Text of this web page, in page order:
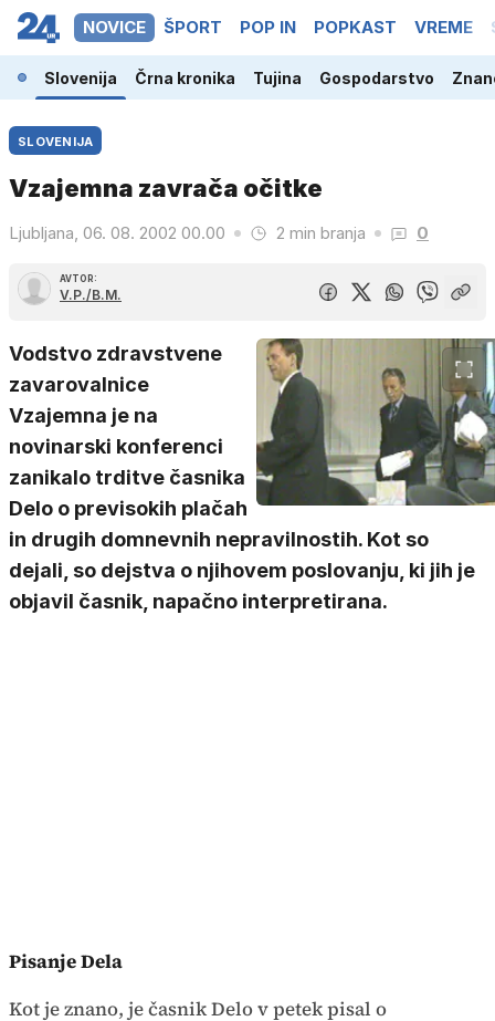
NOVICE ŠPORT POP IN POPKAST VREME
Slovenija Črna kronika Tujina Gospodarstvo
SLOVENIJA
Vzajemna zavrača očitke
Ljubljana, 06. 08. 2002 00.00 2 min branja 0
AVTOR:
V.P./B.M.
Vodstvo zdravstvene
zavarovalnice
Vzajemna je na
novinarski konferenci
zanikalo trditve časnika
Delo o previsokih plačah
in drugih domnevnih nepravilnostih. Kot so
dejali, so dejstva o njihovem poslovanju, ki jih je
objavil časnik, napačno interpretirana.
Pisanje Dela
Kot je znano, je časnik Delo v petek pisal o